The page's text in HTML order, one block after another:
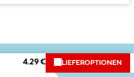
4.29 € LIEFEROPTIONEN